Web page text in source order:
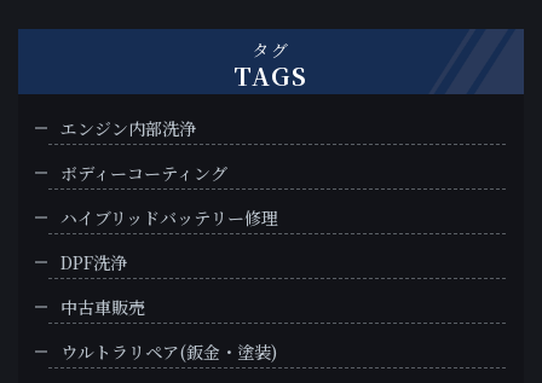
タグ
TAGS
エンジン内部洗浄
ボディーコーティング
ハイブリッドバッテリー修理
DPF洗浄
中古車販売
ウルトラリペア(鈑金・塗装)